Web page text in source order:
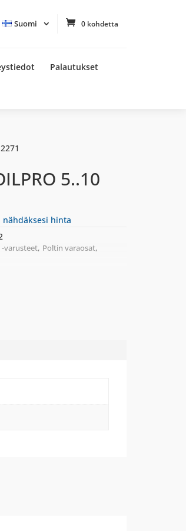
Suomi 0 kohdetta
Palautukset
5..10
hinta
varusteet, Poltin varaosat,